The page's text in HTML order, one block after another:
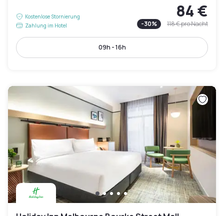
Kostenlose Stornierung
Zahlung im Hotel
84 €
-30% 118 €pro Nacht
09h - 16h